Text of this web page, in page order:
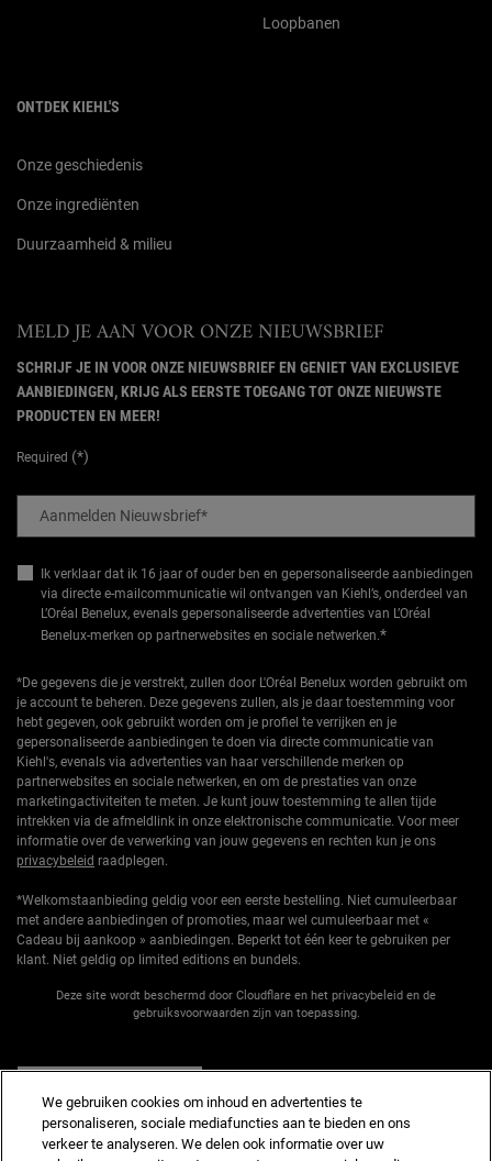
Loopbanen
ONTDEK KIEHL'S
Onze geschiedenis
Onze ingrediënten
Duurzaamheid & milieu
MELD JE AAN VOOR ONZE NIEUWSBRIEF
SCHRIJF JE IN VOOR ONZE NIEUWSBRIEF EN GENIET VAN EXCLUSIEVE
AANBIEDINGEN, KRIJG ALS EERSTE TOEGANG TOT ONZE NIEUWSTE
PRODUCTEN EN MEER!
Required (*)
Aanmelden Nieuwsbrief*
Ik verklaar dat ik 16 jaar of ouder ben en gepersonaliseerde aanbiedingen
via directe e-mailcommunicatie wil ontvangen van Kiehl’s, onderdeel van
L’Oréal Benelux, evenals gepersonaliseerde advertenties van L’Oréal
Benelux-merken op partnerwebsites en sociale netwerken.*
*De gegevens die je verstrekt, zullen door L'Oréal Benelux worden gebruikt om
je account te beheren. Deze gegevens zullen, als je daar toestemming voor
hebt gegeven, ook gebruikt worden om je profiel te verrijken en je
gepersonaliseerde aanbiedingen te doen via directe communicatie van
Kiehl's, evenals via advertenties van haar verschillende merken op
partnerwebsites en sociale netwerken, en om de prestaties van onze
marketingactiviteiten te meten. Je kunt jouw toestemming te allen tijde
intrekken via de afmeldlink in onze elektronische communicatie. Voor meer
informatie over de verwerking van jouw gegevens en rechten kun je ons
privacybeleid raadplegen.
*Welkomstaanbieding geldig voor een eerste bestelling. Niet cumuleerbaar
met andere aanbiedingen of promoties, maar wel cumuleerbaar met «
Cadeau bij aankoop » aanbiedingen. Beperkt tot één keer te gebruiken per
klant. Niet geldig op limited editions en bundels.
Deze site wordt beschermd door Cloudflare en het privacybeleid en de
gebruiksvoorwaarden zijn van toepassing.
We gebruiken cookies om inhoud en advertenties te
personaliseren, sociale mediafuncties aan te bieden en ons
verkeer te analyseren. We delen ook informatie over uw